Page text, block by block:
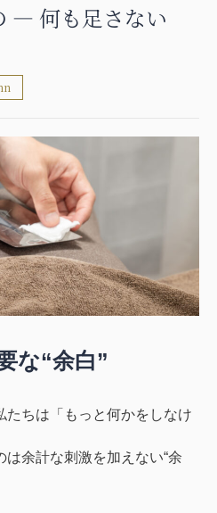
― 何も足さない
な“余白”
たちは「もっと何かをしなけ
は余計な刺激を加えない“余